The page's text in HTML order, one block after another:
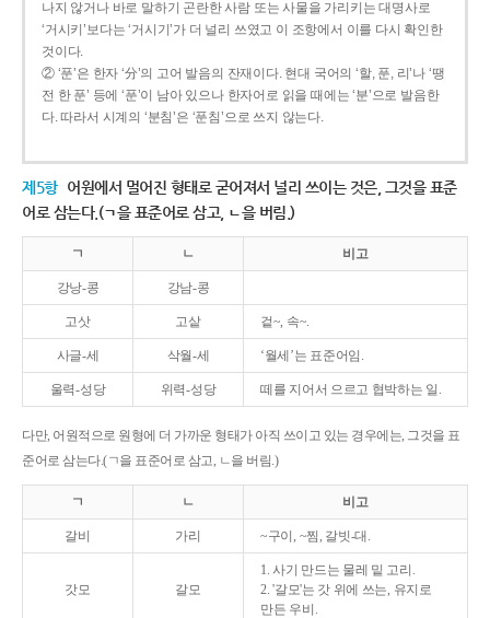
나지 않거나 바로 말하기 곤란한 사람 또는 사물을 가리키는 대명사로
‘거시키’보다는 ‘거시기’가 더 널리 쓰였고 이 조항에서 이를 다시 확인한
것이다.
② ‘푼’은 한자 ‘分’의 고어 발음의 잔재이다. 현대 국어의 ‘할, 푼, 리’나 ‘땡
전 한 푼’ 등에 ‘푼’이 남아 있으나 한자어로 읽을 때에는 ‘분’으로 발음한
다. 따라서 시계의 ‘분침’은 ‘푼침’으로 쓰지 않는다.
제5항 어원에서 멀어진 형태로 굳어져서 널리 쓰이는 것은, 그것을 표준
어로 삼는다.(ㄱ을 표준어로 삼고, ㄴ을 버림.)
ㄱ ㄴ 비고
강낭-콩 강남-콩
고삿 고샅 겉~, 속~.
사글-세 삭월-세 ‘월세’는 표준어임.
울력-성당 위력-성당 떼를 지어서 으르고 협박하는 일.
다만, 어원적으로 원형에 더 가까운 형태가 아직 쓰이고 있는 경우에는, 그것을 표
준어로 삼는다.(ㄱ을 표준어로 삼고, ㄴ을 버림.)
ㄱ ㄴ 비고
갈비 가리 ~구이, ~찜, 갈빗-대.
갓모 갈모
1. 사기 만드는 물레 밑 고리.
2. '갈모'는 갓 위에 쓰는, 유지로
만든 우비.